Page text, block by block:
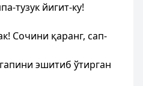
тузук йигит-ку!
Сочини қаранг, сап-
эшитиб ўтирган